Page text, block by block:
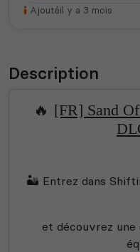
Ajoutéil y a 3 mois
Description
🔥 [FR] Sand
🏜️ Entrez dans
et découvrez